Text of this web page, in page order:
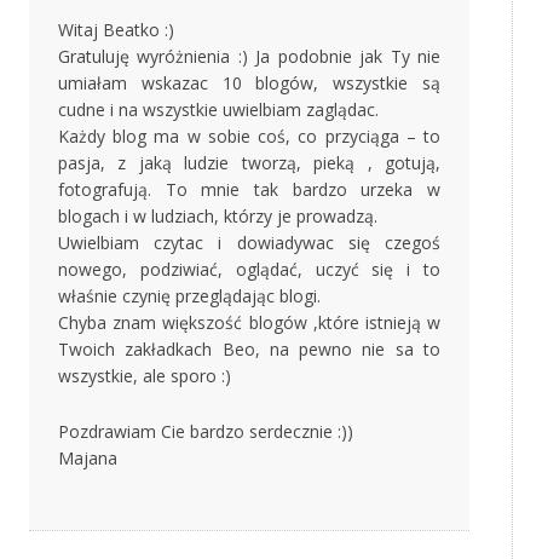
Witaj Beatko :)
Gratuluję wyróżnienia :) Ja podobnie jak Ty nie
umiałam wskazac 10 blogów, wszystkie są
cudne i na wszystkie uwielbiam zaglądac.
Każdy blog ma w sobie coś, co przyciąga – to
pasja, z jaką ludzie tworzą, pieką , gotują,
fotografują. To mnie tak bardzo urzeka w
blogach i w ludziach, którzy je prowadzą.
Uwielbiam czytac i dowiadywac się czegoś
nowego, podziwiać, oglądać, uczyć się i to
właśnie czynię przeglądając blogi.
Chyba znam większość blogów ,które istnieją w
Twoich zakładkach Beo, na pewno nie sa to
wszystkie, ale sporo :)
Pozdrawiam Cie bardzo serdecznie :))
Majana